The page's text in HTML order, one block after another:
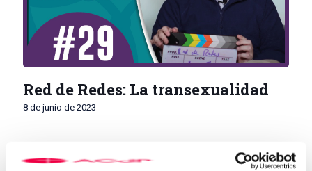
Red de Redes: La transexualidad
8 de junio de 2023